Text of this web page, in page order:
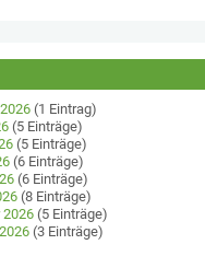
(1 Eintrag)
(5 Einträge)
(5 Einträge)
(6 Einträge)
(6 Einträge)
(8 Einträge)
2026(5 Einträge)
(3 Einträge)